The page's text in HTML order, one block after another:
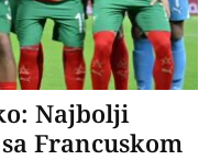
Najbolji
Francuskom